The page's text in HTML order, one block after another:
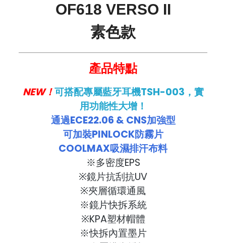
OF618 VERSO II
素色款
產品特點
NEW！可搭配專屬藍牙耳機TSH-003，實
用功能性大增！
通過ECE22.06 & CNS加強型
可加裝PINLOCK防霧片
COOLMAX吸濕排汗布料
※多密度EPS
※鏡片抗刮抗UV
※夾層循環通風
※鏡片快拆系統
※KPA塑材帽體
※快拆內置墨片